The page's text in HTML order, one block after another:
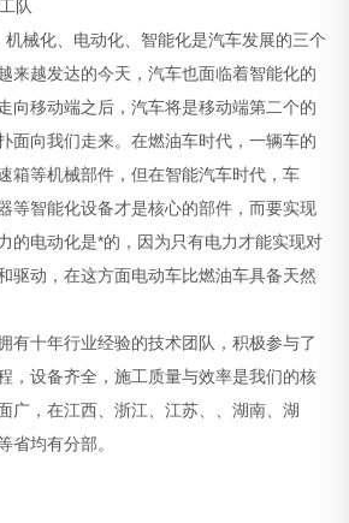
械化、电动化、智能化是汽车发展的三个
来越发达的今天，汽车也面临着智能化的
向移动端之后，汽车将是移动端第二个的
面向我们走来。在燃油车时代，一辆车的
箱等机械部件，但在智能汽车时代，车
等智能化设备才是核心的部件，而要实现
的电动化是*的，因为只有电力才能实现对
驱动，在这方面电动车比燃油车具备天然
有十年行业经验的技术团队，积极参与了
，设备齐全，施工质量与效率是我们的核
广，在江西、浙江、江苏、、湖南、湖
省均有分部。